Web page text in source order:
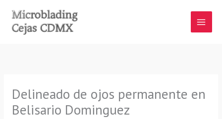
contenido
Delineado de ojos permanente en
Belisario Dominguez